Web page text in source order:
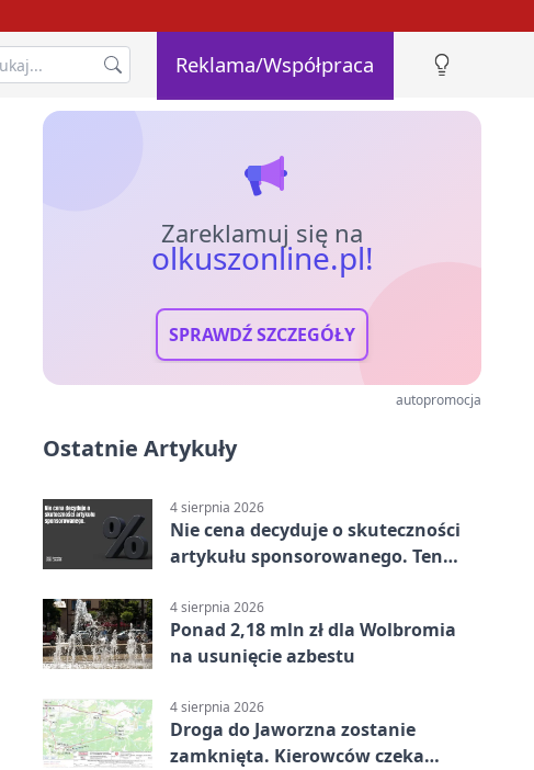
Reklama/Współpraca
Zareklamuj się na
olkuszonline.pl!
SPRAWDŹ SZCZEGÓŁY
autopromocja
Ostatnie Artykuły
4 sierpnia 2026
Nie cena decyduje o skuteczności
artykułu sponsorowanego. Ten
4 sierpnia 2026
Ponad 2,18 mln zł dla Wolbromia
na usunięcie azbestu
4 sierpnia 2026
Droga do Jaworzna zostanie
zamknięta. Kierowców czeka